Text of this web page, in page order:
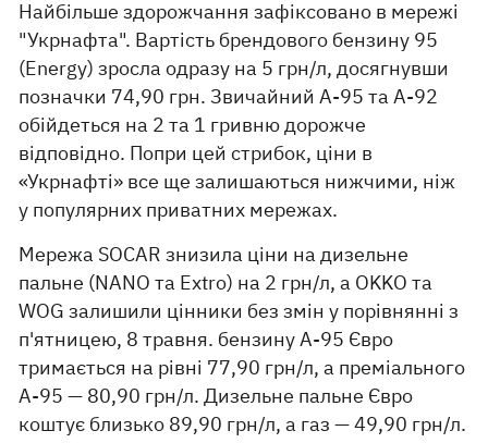
Найбільше здорожчання зафіксовано в мережі
"Укрнафта". Вартість брендового бензину 95
(Energy) зросла одразу на 5 грн/л, досягнувши
позначки 74,90 грн. Звичайний А-95 та А-92
обійдеться на 2 та 1 гривню дорожче
відповідно. Попри цей стрибок, ціни в
«Укрнафті» все ще залишаються нижчими, ніж
у популярних приватних мережах.
Мережа SOCAR знизила ціни на дизельне
пальне (NANO та Extro) на 2 грн/л, а OKKO та
WOG залишили цінники без змін у порівнянні з
п'ятницею, 8 травня. бензину А-95 Євро
тримається на рівні 77,90 грн/л, а преміального
А-95 — 80,90 грн/л. Дизельне пальне Євро
коштує близько 89,90 грн/л, а газ — 49,90 грн/л.